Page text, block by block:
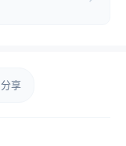
分享